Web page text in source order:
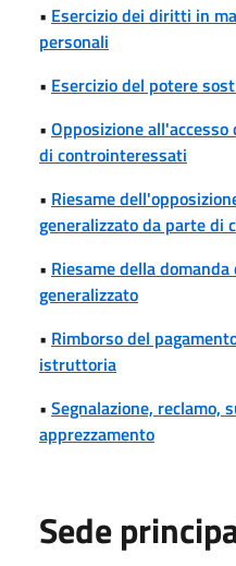
• Esercizio dei diritti in
personali
• Esercizio del potere
• Opposizione
di controinteressati
• Riesame
generalizzato da parte di
• Riesame della
generalizzato
• Rimborso del
istruttoria
• Segnalazione, reclamo,
apprezzamento
Sede